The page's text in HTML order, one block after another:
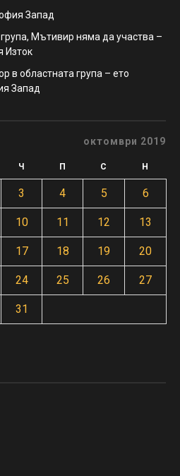
Запад
Мътивир няма да участва –
Изток
в областната група – ето
Запад
октомври 2019
Ч П С Н
3 4 5 6
10 11 12 13
17 18 19 20
24 25 26 27
31